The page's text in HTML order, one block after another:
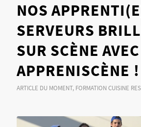
NOS
SERVEURS
SUR SCÈNE AVEC
APPRENISCÈNE !
ARTICLE DU MOMENT, FORMATION CUISINE